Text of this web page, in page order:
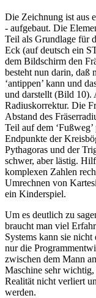
Die Zeichnung ist aus
- aufgebaut. Die
Teil als Grundlage für
Eck (auf deutsch ein
dem Bildschirm den
besteht nun darin, daß
‘antippen’ kann und
und darstellt (Bild 10).
Radiuskorrektur. Die
Abstand des
Teil auf dem
Endpunkte der
Pythagoras und der
schwer, aber lästig.
komplexen Zahlen
Umrechnen von
ein Kinderspiel.
Um es deutlich zu
braucht man viel
Systems kann sie
nur die
zwischen dem Mann
Maschine sehr
Realität nicht verliert
werden.